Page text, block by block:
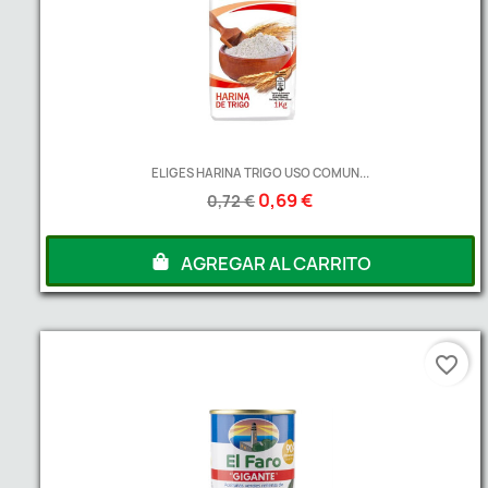
ELIGES HARINA TRIGO USO COMUN...
0,72 € 0,69 €
AGREGAR AL CARRITO
favorite_border